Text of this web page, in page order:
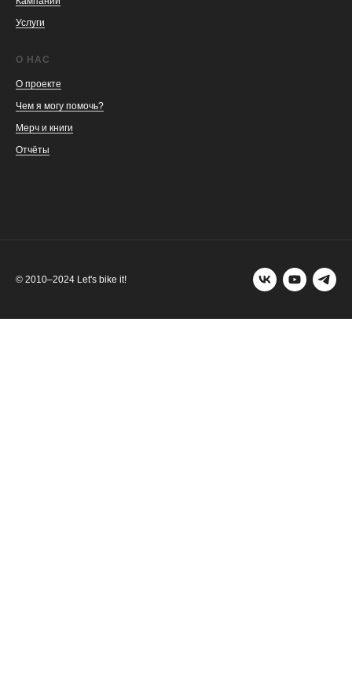
Услуги
О НАС
О проекте
Чем я могу помочь?
Мерч и книги
Отчёты
© 2010–2024 Let's bike it!